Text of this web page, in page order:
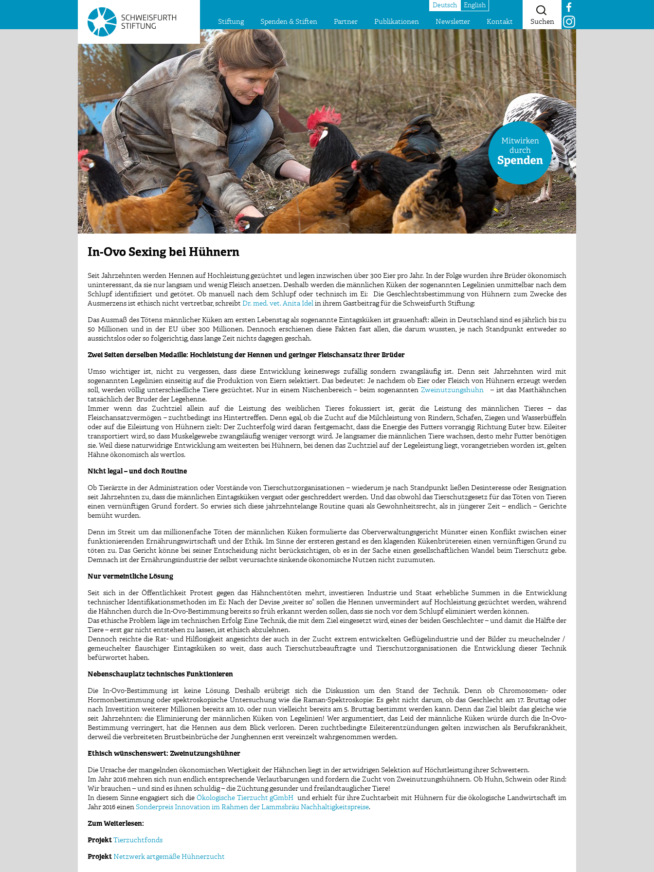
Stiftung Spenden & Stiften Partner Publikationen Newsletter Kontakt Suchen
Deutsch English
In-Ovo Sexing bei Hühnern
Seit Jahrzehnten werden Hennen auf Hochleistung gezüchtet und legen inzwischen über 300 Eier pro Jahr. In der Folge wurden ihre Brüder ökonomisch
uninteressant, da sie nur langsam und wenig Fleisch ansetzen. Deshalb werden die männlichen Küken der sogenannten Legelinien unmittelbar nach dem
Schlupf identifiziert und getötet. Ob manuell nach dem Schlupf oder technisch im Ei: Die Geschlechtsbestimmung von Hühnern zum Zwecke des
Ausmerzens ist ethisch nicht vertretbar, schreibt Dr. med. vet. Anita Idel in ihrem Gastbeitrag für die Schweisfurth Stiftung:
Das Ausmaß des Tötens männlicher Küken am ersten Lebenstag als sogenannte Eintagsküken ist grauenhaft: allein in Deutschland sind es jährlich bis zu
50 Millionen und in der EU über 300 Millionen. Dennoch erschienen diese Fakten fast allen, die darum wussten, je nach Standpunkt entweder so
aussichtslos oder so folgerichtig, dass lange Zeit nichts dagegen geschah.
Zwei Seiten derselben Medaille: Hochleistung der Hennen und geringer Fleischansatz ihrer Brüder
Umso wichtiger ist, nicht zu vergessen, dass diese Entwicklung keineswegs zufällig sondern zwangsläufig ist. Denn seit Jahrzehnten wird mit
sogenannten Legelinien einseitig auf die Produktion von Eiern selektiert. Das bedeutet: Je nachdem ob Eier oder Fleisch von Hühnern erzeugt werden
soll, werden völlig unterschiedliche Tiere gezüchtet. Nur in einem Nischenbereich – beim sogenannten Zweinutzungshuhn– ist das Masthähnchen
tatsächlich der Bruder der Legehenne.
Immer wenn das Zuchtziel allein auf die Leistung des weiblichen Tieres fokussiert ist, gerät die Leistung des männlichen Tieres – das
Fleischansatzvermögen – zuchtbedingt ins Hintertreffen. Denn egal, ob die Zucht auf die Milchleistung von Rindern, Schafen, Ziegen und Wasserbüffeln
oder auf die Eileistung von Hühnern zielt: Der Zuchterfolg wird daran festgemacht, dass die Energie des Futters vorrangig Richtung Euter bzw. Eileiter
transportiert wird, so dass Muskelgewebe zwangsläufig weniger versorgt wird. Je langsamer die männlichen Tiere wachsen, desto mehr Futter benötigen
sie. Weil diese naturwidrige Entwicklung am weitesten bei Hühnern, bei denen das Zuchtziel auf der Legeleistung liegt, vorangetrieben worden ist, gelten
Hähne ökonomisch als wertlos.
Nicht legal – und doch Routine
Ob Tierärzte in der Administration oder Vorstände von Tierschutzorganisationen – wiederum je nach Standpunkt ließen Desinteresse oder Resignation
seit Jahrzehnten zu, dass die männlichen Eintagsküken vergast oder geschreddert werden. Und das obwohl das Tierschutzgesetz für das Töten von Tieren
einen vernünftigen Grund fordert. So erwies sich diese jahrzehntelange Routine quasi als Gewohnheitsrecht, als in jüngerer Zeit – endlich – Gerichte
bemüht wurden.
Denn im Streit um das millionenfache Töten der männlichen Küken formulierte das Oberverwaltungsgericht Münster einen Konflikt zwischen einer
funktionierenden Ernährungswirtschaft und der Ethik. Im Sinne der ersteren gestand es den klagenden Kükenbrütereien einen vernünftigen Grund zu
töten zu. Das Gericht könne bei seiner Entscheidung nicht berücksichtigen, ob es in der Sache einen gesellschaftlichen Wandel beim Tierschutz gebe.
Demnach ist der Ernährungsindustrie der selbst verursachte sinkende ökonomische Nutzen nicht zuzumuten.
Nur vermeintliche Lösung
Seit sich in der Öffentlichkeit Protest gegen das Hähnchentöten mehrt, investieren Industrie und Staat erhebliche Summen in die Entwicklung
technischer Identifikationsmethoden im Ei: Nach der Devise „weiter so“ sollen die Hennen unvermindert auf Hochleistung gezüchtet werden, während
die Hähnchen durch die In-Ovo-Bestimmung bereits so früh erkannt werden sollen, dass sie noch vor dem Schlupf eliminiert werden können.
Das ethische Problem läge im technischen Erfolg: Eine Technik, die mit dem Ziel eingesetzt wird, eines der beiden Geschlechter – und damit die Hälfte der
Tiere – erst gar nicht entstehen zu lassen, ist ethisch abzulehnen.
Dennoch reichte die Rat- und Hilflosigkeit angesichts der auch in der Zucht extrem entwickelten Geflügelindustrie und der Bilder zu meuchelnder /
gemeuchelter flauschiger Eintagsküken so weit, dass auch Tierschutzbeauftragte und Tierschutzorganisationen die Entwicklung dieser Technik
befürwortet haben.
Nebenschauplatz technisches Funktionieren
Die In-Ovo-Bestimmung ist keine Lösung. Deshalb erübrigt sich die Diskussion um den Stand der Technik. Denn ob Chromosomen- oder
Hormonbestimmung oder spektroskopische Untersuchung wie die Raman-Spektroskopie: Es geht nicht darum, ob das Geschlecht am 17. Bruttag oder
nach Investition weiterer Millionen bereits am 10. oder nun vielleicht bereits am 5. Bruttag bestimmt werden kann. Denn das Ziel bleibt das gleiche wie
seit Jahrzehnten: die Eliminierung der männlichen Küken von Legelinien! Wer argumentiert, das Leid der männliche Küken würde durch die In-Ovo-
Bestimmung verringert, hat die Hennen aus dem Blick verloren. Deren zuchtbedingte Eileiterentzündungen gelten inzwischen als Berufskrankheit,
derweil die verbreiteten Brustbeinbrüche der Junghennen erst vereinzelt wahrgenommen werden.
Ethisch wünschenswert: Zweinutzungshühner
Die Ursache der mangelnden ökonomischen Wertigkeit der Hähnchen liegt in der artwidrigen Selektion auf Höchstleistung ihrer Schwestern.
Im Jahr 2016 mehren sich nun endlich entsprechende Verlautbarungen und fordern die Zucht von Zweinutzungshühnern. Ob Huhn, Schwein oder Rind:
Wir brauchen – und sind es ihnen schuldig – die Züchtung gesunder und freilandtauglicher Tiere!
In diesem Sinne engagiert sich die Ökologische Tierzucht gGmbH und erhielt für ihre Zuchtarbeit mit Hühnern für die ökologische Landwirtschaft im
Jahr 2016 einen Sonderpreis Innovation im Rahmen der Lammsbräu Nachhaltigkeitspreise.
Zum Weiterlesen:
Projekt Tierzuchtfonds
Projekt Netzwerk artgemäße Hühnerzucht